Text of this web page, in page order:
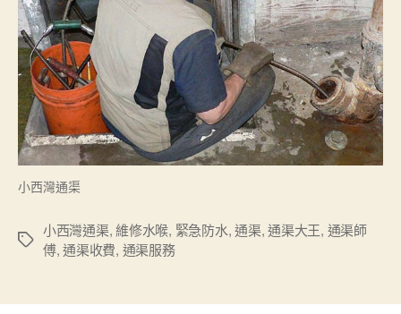
小西灣通渠
Tags
小西灣通渠,維修水喉, 緊急防水,通渠,通渠大王, 通渠師
傅,通渠收費, 通渠服務